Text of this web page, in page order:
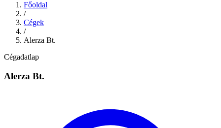
Főoldal
/
Cégek
/
Alerza Bt.
Cégadatlap
Alerza Bt.